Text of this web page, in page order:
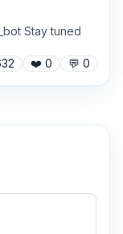
Stay tuned
❤️ 0 💬 0